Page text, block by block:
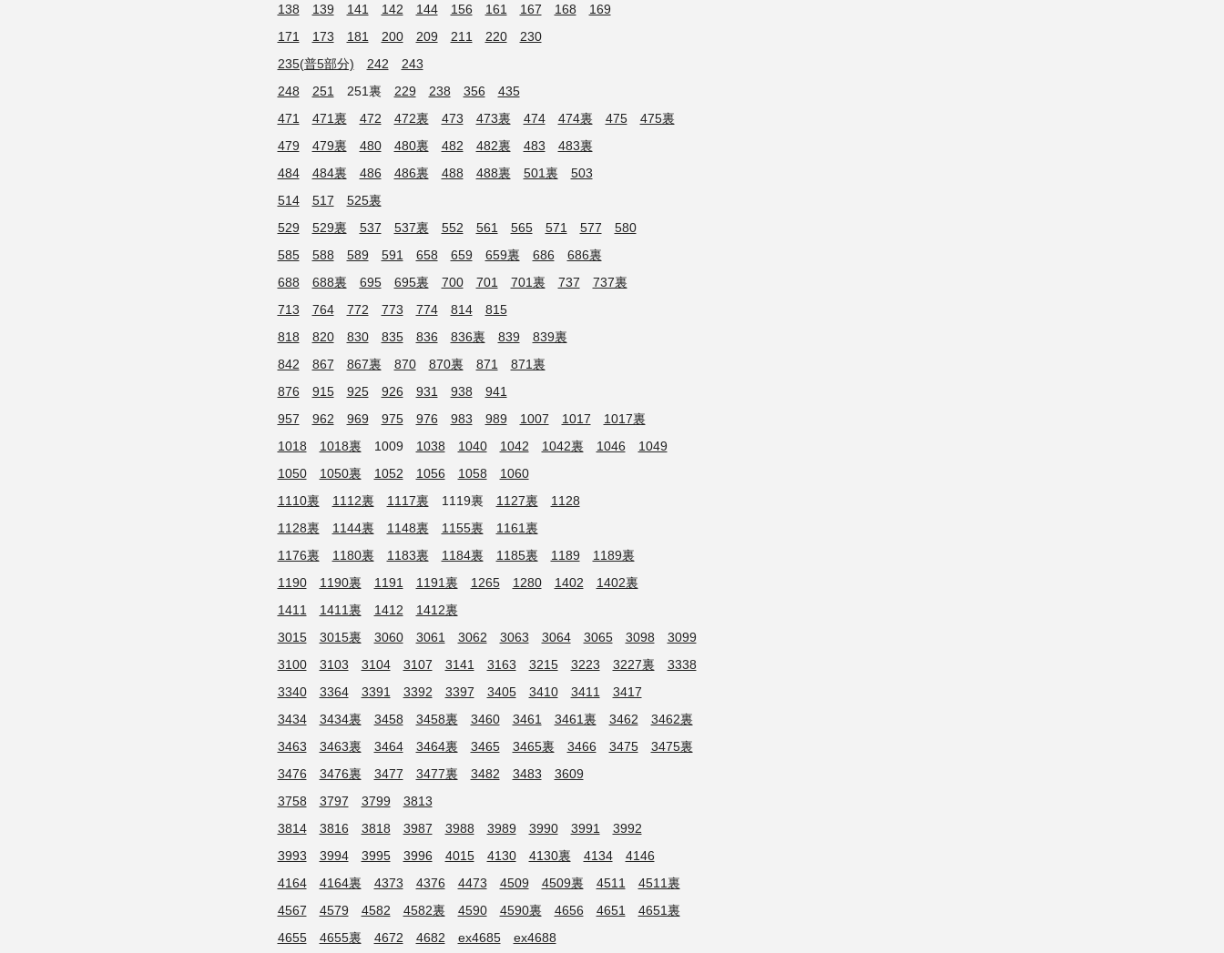
138
139 141 142 144 156 161 167 168
169
171
173 181 200 209 211 220
230
235(普5部分)
242
243
248
251 251裏 229 238 356
435
471
471裏 472 472裏 473 473裏 474 474裏 475
475裏
479
479裏 480 480裏 482 482裏 483
483裏
484
484裏 486 486裏 488 488裏 501裏
503
514
517
525裏
529
529裏 537 537裏 552 561 565 571 577
580
585
588 589 591 658 659 659裏 686
686裏
688
688裏 695 695裏 700 701 701裏 737
737裏
713
764 772 773 774 814
815
818
820 830 835 836 836裏 839
839裏
842
867 867裏 870 870裏 871
871裏
876
915 925 926 931 938
941
957
962 969 975 976 983 989 1007 1017
1017裏
1018
1018裏 1009 1038 1040 1042 1042裏 1046
1049
1050
1050裏 1052 1056 1058
1060
1110裏
1112裏 1117裏 1119裏 1127裏
1128
1128裏
1144裏 1148裏 1155裏
1161裏
1176裏
1180裏 1183裏 1184裏 1185裏 1189
1189裏
1190
1190裏 1191 1191裏 1265 1280 1402
1402裏
1411
1411裏 1412
1412裏
3015
3015裏 3060 3061 3062 3063 3064 3065 3098
3099
3100
3103 3104 3107 3141 3163 3215 3223 3227裏
3338
3340
3364 3391 3392 3397 3405 3410 3411
3417
3434
3434裏 3458 3458裏 3460 3461 3461裏 3462
3462裏
3463
3463裏 3464 3464裏 3465 3465裏 3466 3475
3475裏
3476
3476裏 3477 3477裏 3482 3483
3609
3758
3797 3799
3813
3814
3816 3818 3987 3988 3989 3990 3991
3992
3993
3994 3995 3996 4015 4130 4130裏 4134
4146
4164
4164裏 4373 4376 4473 4509 4509裏 4511
4511裏
4567
4579 4582 4582裏 4590 4590裏 4656 4651
4651裏
4655
4655裏 4672 4682 ex4685 ex4688